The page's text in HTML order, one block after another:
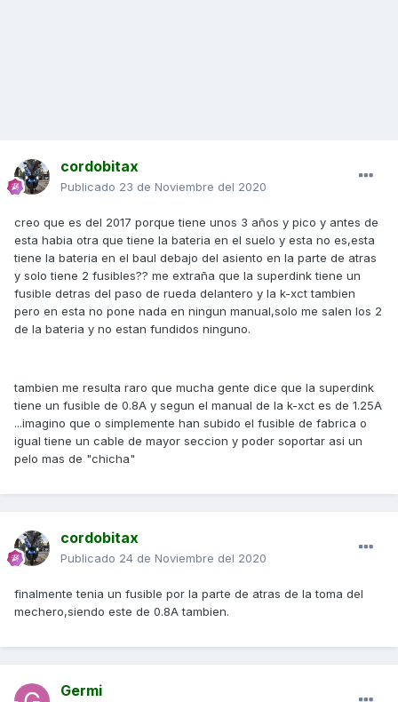
cordobitax
Publicado 23 de Noviembre del 2020
creo que es del 2017 porque tiene unos 3 años y pico y antes de
esta habia otra que tiene la bateria en el suelo y esta no es,esta
tiene la bateria en el baul debajo del asiento en la parte de atras
y solo tiene 2 fusibles?? me extraña que la superdink tiene un
fusible detras del paso de rueda delantero y la k-xct tambien
pero en esta no pone nada en ningun manual,solo me salen los 2
de la bateria y no estan fundidos ninguno.
tambien me resulta raro que mucha gente dice que la superdink
tiene un fusible de 0.8A y segun el manual de la k-xct es de 1.25A
...imagino que o simplemente han subido el fusible de fabrica o
igual tiene un cable de mayor seccion y poder soportar asi un
pelo mas de "chicha"
cordobitax
Publicado 24 de Noviembre del 2020
finalmente tenia un fusible por la parte de atras de la toma del
mechero,siendo este de 0.8A tambien.
Germi